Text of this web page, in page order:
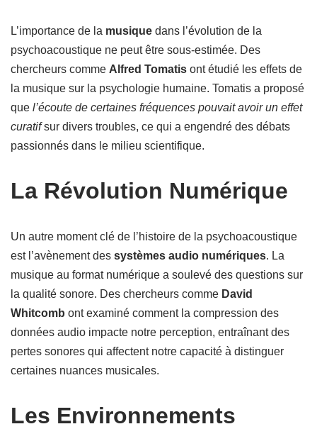
L’importance de la musique dans l’évolution de la
psychoacoustique ne peut être sous-estimée. Des
chercheurs comme Alfred Tomatis ont étudié les effets de
la musique sur la psychologie humaine. Tomatis a proposé
que l’écoute de certaines fréquences pouvait avoir un effet
curatifsur divers troubles, ce qui a engendré des débats
passionnés dans le milieu scientifique.
La Révolution Numérique
Un autre moment clé de l’histoire de la psychoacoustique
est l’avènement des systèmes audio numériques. La
musique au format numérique a soulevé des questions sur
la qualité sonore. Des chercheurs comme David
Whitcomb ont examiné comment la compression des
données audio impacte notre perception, entraînant des
pertes sonores qui affectent notre capacité à distinguer
certaines nuances musicales.
Les Environnements